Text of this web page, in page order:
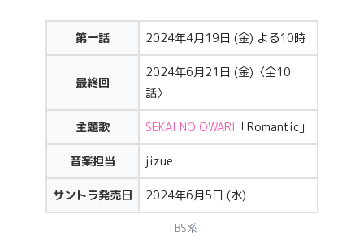
第一話 2024年4月19日 (金) よる10時
最終回
2024年6月21日 (金)〈全10
話〉
主題歌 SEKAI NO OWARI 「Romantic」
音楽担当 jizue
サントラ発売日 2024年6月5日 (水)
TBS系